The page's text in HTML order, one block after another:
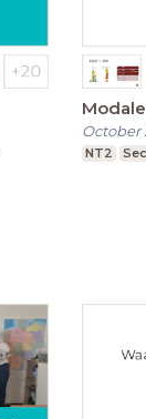
October
NT2